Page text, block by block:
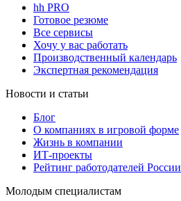
hh PRO
Готовое резюме
Все сервисы
Хочу у вас работать
Производственный календарь
Экспертная рекомендация
Новости и статьи
Блог
О компаниях в игровой форме
Жизнь в компании
ИТ-проекты
Рейтинг работодателей России
Молодым специалистам